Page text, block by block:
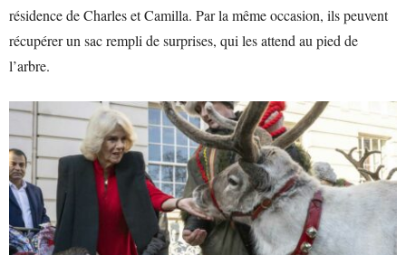
résidence de Charles et Camilla. Par la même occasion, ils peuvent
récupérer un sac rempli de surprises, qui les attend au pied de
l’arbre.